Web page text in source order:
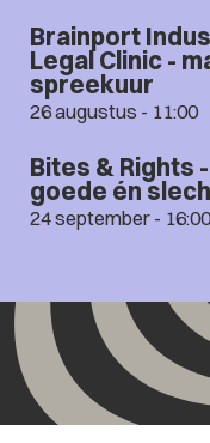
Brainport
Legal Clinic -
spreekuur
26 augustus - 11:00
Bites & Rights
goede én
24 september - 16:00